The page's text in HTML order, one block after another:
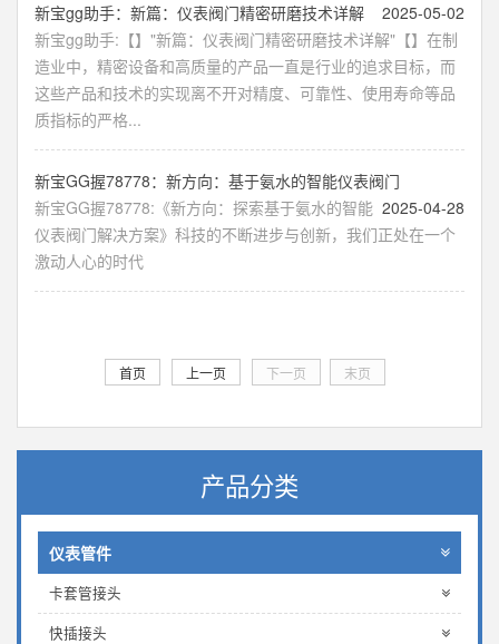
新宝gg助手：新篇：仪表阀门精密研磨技术详解
2025-05-02
新宝gg助手:【】"新篇：仪表阀门精密研磨技术详解"【】在制
造业中，精密设备和高质量的产品一直是行业的追求目标，而
这些产品和技术的实现离不开对精度、可靠性、使用寿命等品
质指标的严格...
新宝GG握78778：新方向：基于氨水的智能仪表阀门
2025-04-28
新宝GG握78778:《新方向：探索基于氨水的智能
仪表阀门解决方案》科技的不断进步与创新，我们正处在一个
激动人心的时代
首页 上一页 下一页 末页
产品分类
仪表管件
卡套管接头
快插接头